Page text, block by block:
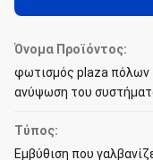
Όνομα Προϊόντος:
φωτισμός plaza πόλων
ανύψωση του
Τύπος:
Εμβύθιση που